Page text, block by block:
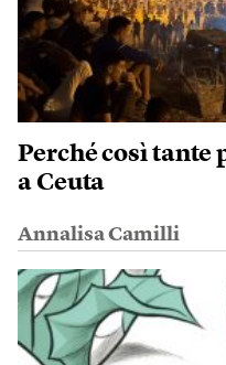
Perché così tante
a Ceuta
Annalisa Camilli